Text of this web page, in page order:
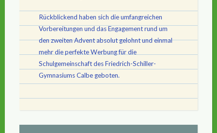
Rückblickend haben sich die umfangreichen
Vorbereitungen und das Engagement rund um
den zweiten Advent absolut gelohnt und einmal
mehr die perfekte Werbung für die
Schulgemeinschaft des Friedrich-Schiller-
Gymnasiums Calbe geboten.